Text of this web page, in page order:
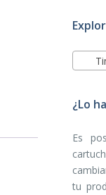
¿Lo
Es
tu